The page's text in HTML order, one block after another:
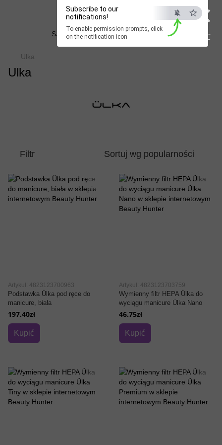
×
ESC
Subscribe to our
notifications!
To enable permission prompts, click
on the notification icon
Beauty Hunter
Szybka dostawa do Polski już od 3 dni
Ulka
Ulka
Filtr Sortuj wg popularności
Artykuł: 4823123700963
Podstawka Ülka pod ręce do
manicure, biała
197.40zł
Kupić
Artykuł: 4823123703759
Wymienny filtr HEPA Ülka do
wyciągu manicure Ülka Nano
46.75zł
Kupić